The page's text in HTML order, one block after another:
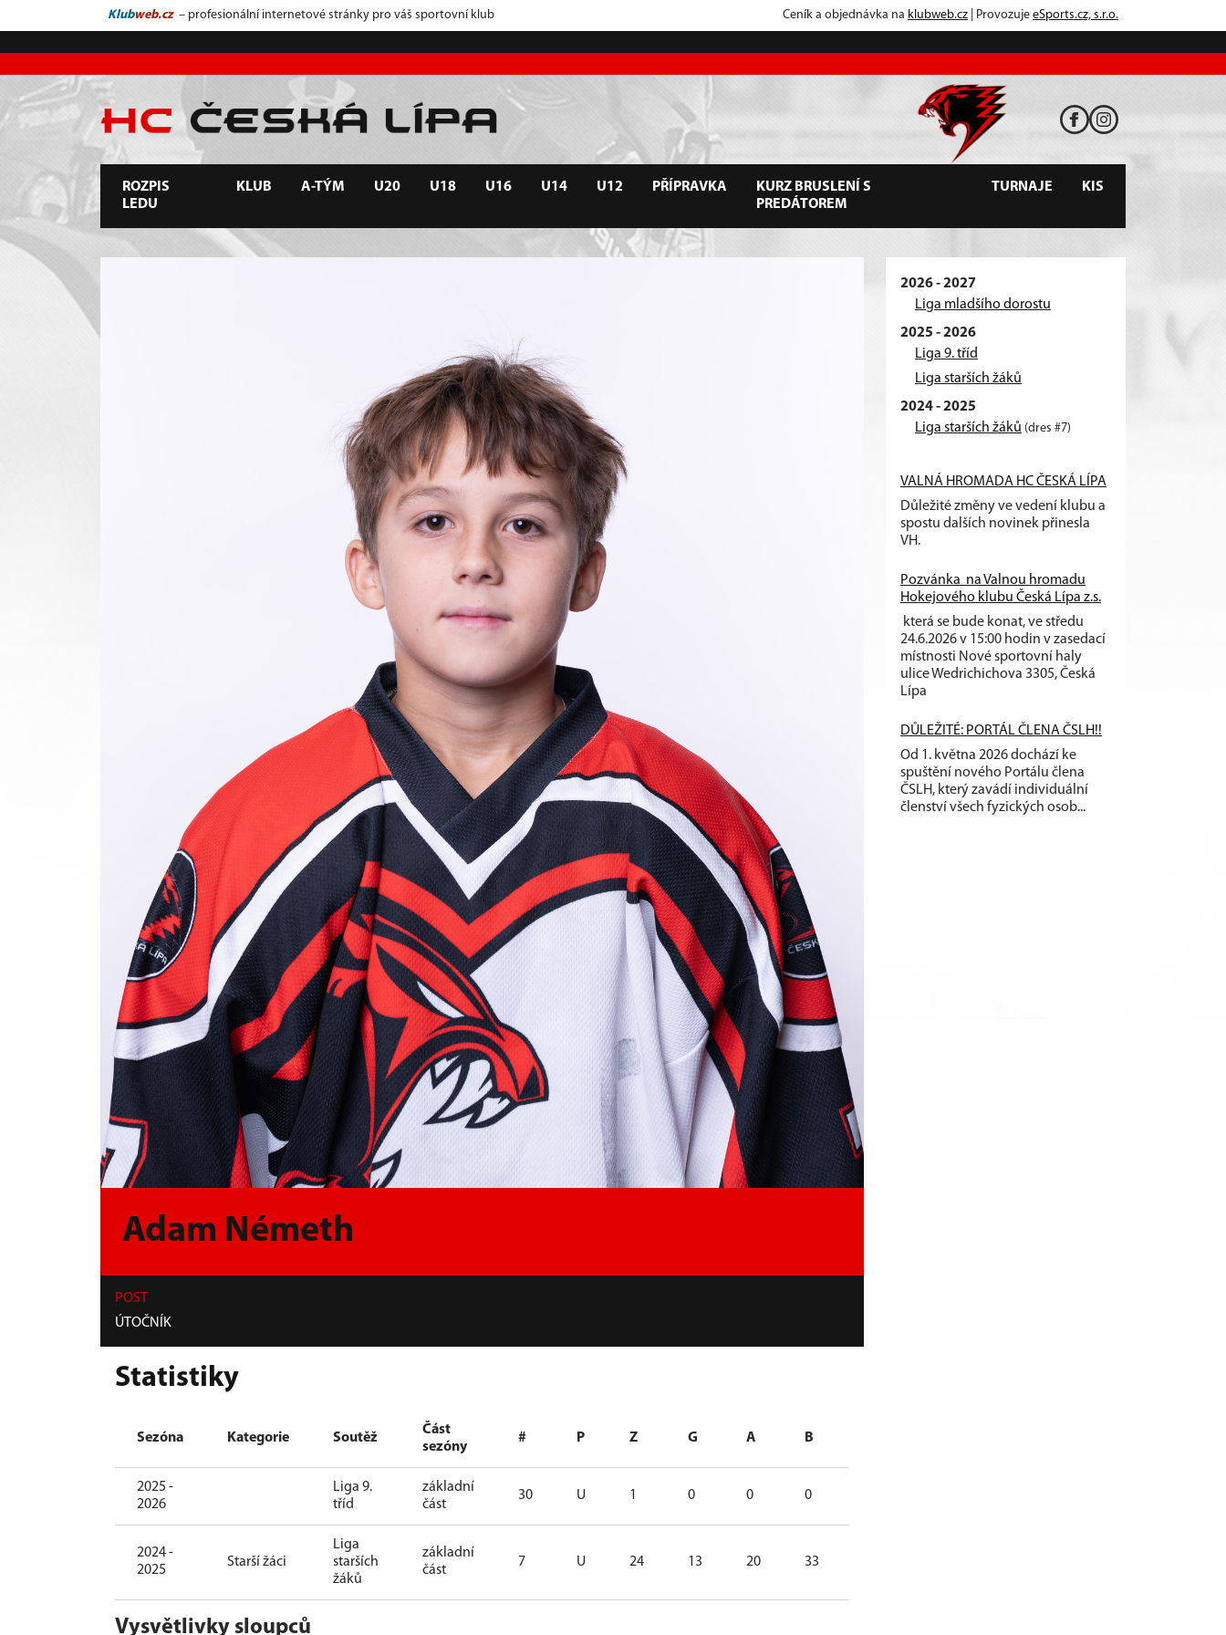
Klubweb.cz – profesionální internetové stránky pro váš sportovní klub Ceník a objednávka na klubweb.cz | Provozuje eSports.cz, s.r.o.
ROZPIS
LEDU
KLUB A-TÝM U20 U18 U16 U14 U12 PŘÍPRAVKA
KURZ BRUSLENÍ S
PREDÁTOREM
TURNAJE KIS
Adam Németh
POST
ÚTOČNÍK
Statistiky
Sezóna Kategorie Soutěž
Část
sezóny
# P Z G A B
2025 -
2026
Liga 9.
tříd
základní
část
30 U 1 0 0 0
2024 -
2025
Starší žáci
Liga
starších
žáků
základní
část
7 U 24 13 20 33
Vysvětlivky sloupců
2026 - 2027
Liga mladšího dorostu
2025 - 2026
Liga 9. tříd
Liga starších žáků
2024 - 2025
Liga starších žáků (dres #7)
VALNÁ HROMADA HC ČESKÁ LÍPA
Důležité změny ve vedení klubu a
spostu dalších novinek přinesla
VH.
Pozvánka na Valnou hromadu
Hokejového klubu Česká Lípa z.s.
která se bude konat, ve středu
24.6.2026 v 15:00 hodin v zasedací
místnosti Nové sportovní haly
ulice Wedrichichova 3305, Česká
Lípa
DŮLEŽITÉ: PORTÁL ČLENA ČSLH!!
Od 1. května 2026 dochází ke
spuštění nového Portálu člena
ČSLH, který zavádí individuální
členství všech fyzických osob...